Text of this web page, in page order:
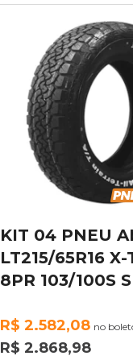
KIT 04 PNEU
LT215/65R16
8PR 103/100S
R$ 2.582,08 no
R$ 2.868,98